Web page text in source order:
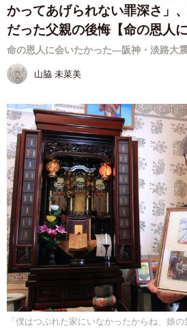
かってあげられない罪深さ」
だった父親の後悔【命の恩人
命の恩人に会いたかった―阪神・淡路大
山脇 未菜美
「僕はつぶれた家にいなかったからね、娘